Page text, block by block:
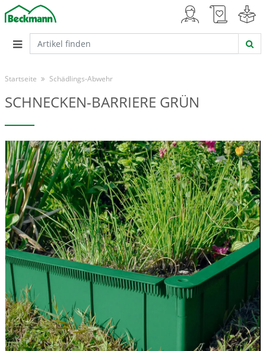
Startseite Schädlings-Abwehr
SCHNECKEN-BARRIERE GRÜN